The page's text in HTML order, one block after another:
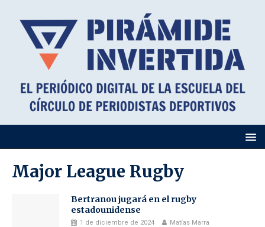
Major League Rugby
Bertranou jugará en el rugby
estadounidense
1 de diciembre de 2024 Matías Marra